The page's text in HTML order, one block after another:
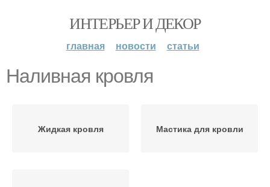
ИНТЕРЬЕР И ДЕКОР
главная новости статьи
Наливная кровля
Жидкая кровля Мастика для кровли